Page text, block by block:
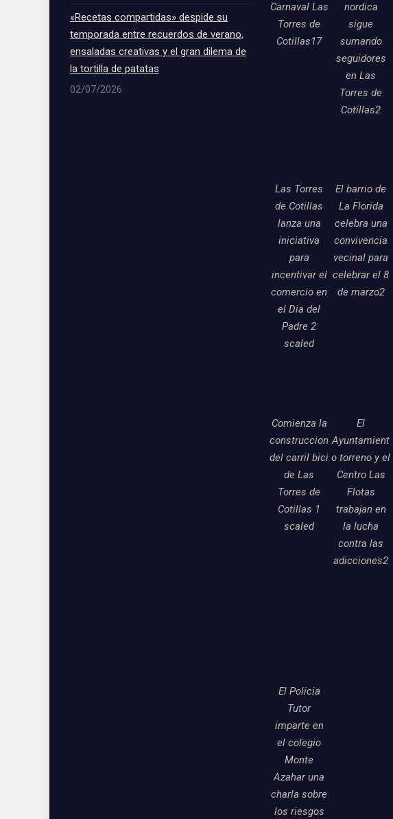
«Recetas compartidas» despide su
temporada entre recuerdos de verano,
ensaladas creativas y el gran dilema de
la tortilla de patatas
02/07/2026
Carnaval Las
Torres de
Cotillas17
nordica
sigue
sumando
seguidores
en Las
Torres de
Cotillas2
Las Torres
de Cotillas
lanza una
iniciativa
para
incentivar el
comercio en
el Dia del
Padre 2
scaled
El barrio de
La Florida
celebra una
convivencia
vecinal para
celebrar el 8
de marzo2
Comienza la
construccion
del carril bici
de Las
Torres de
Cotillas 1
scaled
El
Ayuntamient
o torreno y el
Centro Las
Flotas
trabajan en
la lucha
contra las
adicciones2
El Policia
Tutor
imparte en
el colegio
Monte
Azahar una
charla sobre
los riesgos